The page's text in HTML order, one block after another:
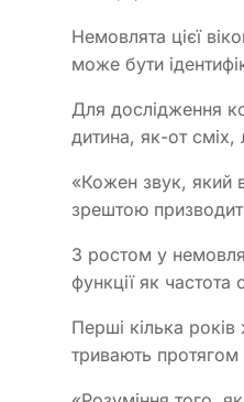
Немовлята цієї
може бути
Для дослідження
дитина, як-от
«Кожен звук, який
зрештою
З ростом у
функції як
Перші кілька років
тривають протягом